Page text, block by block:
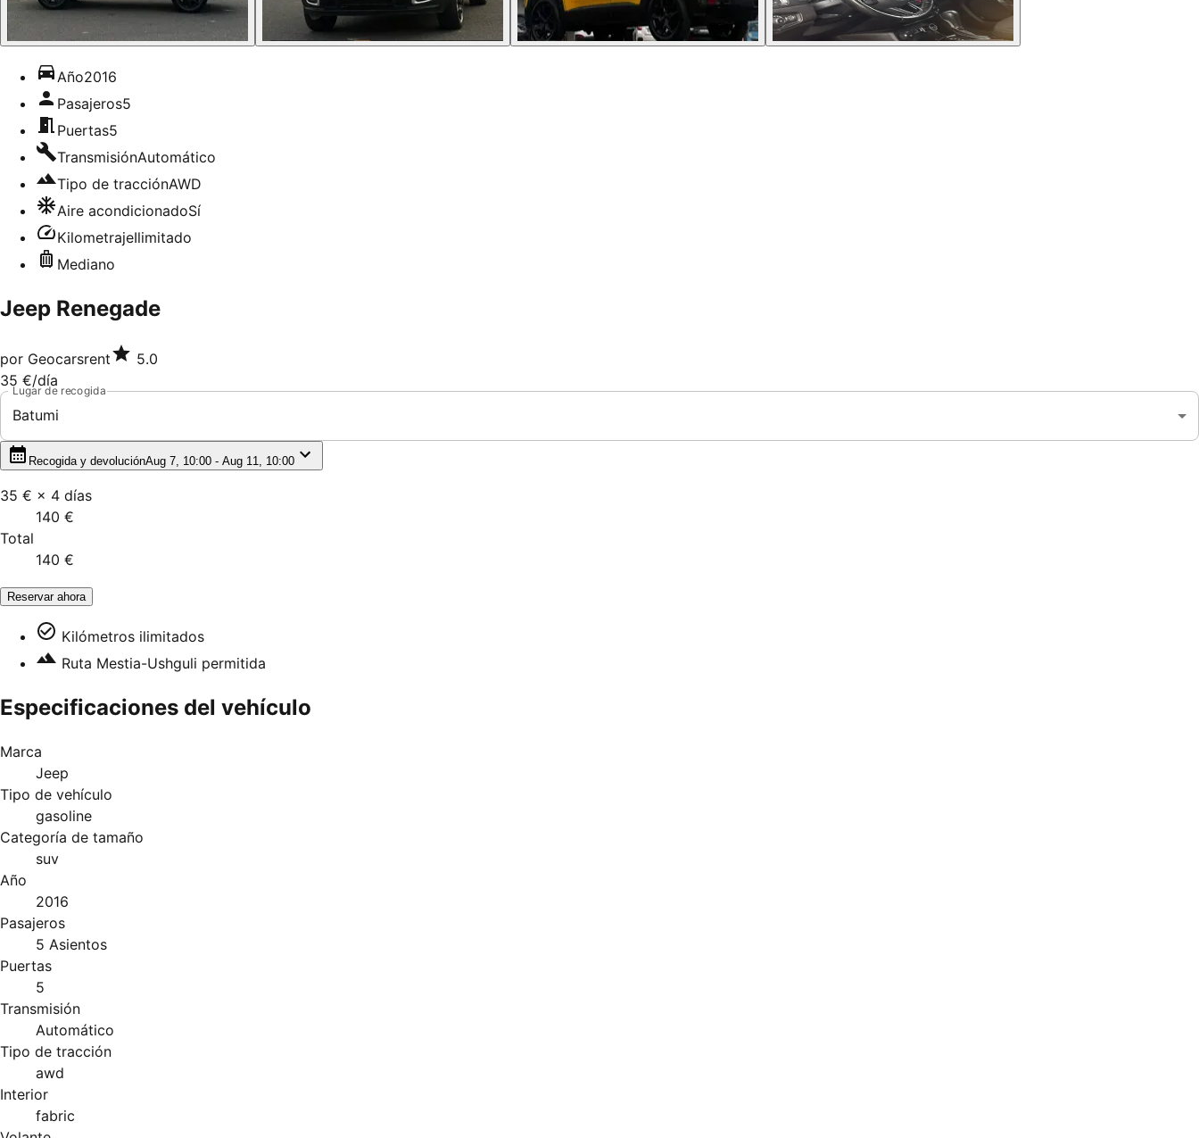
Año2016
Pasajeros5
Puertas5
TransmisiónAutomático
Tipo de tracciónAWD
Aire acondicionadoSí
KilometrajeIlimitado
Mediano
Jeep Renegade
por Geocarsrent
5.0
35 €/día
Lugar de recogida
Batumi
Recogida y devoluciónAug 7, 10:00 - Aug 11, 10:00
35 € × 4 días
140 €
Total
140 €
Reservar ahora
Kilómetros ilimitados
Ruta Mestia-Ushguli permitida
Especificaciones del vehículo
Marca
Jeep
Tipo de vehículo
gasoline
Categoría de tamaño
suv
Año
2016
Pasajeros
5 Asientos
Puertas
5
Transmisión
Automático
Tipo de tracción
awd
Interior
fabric